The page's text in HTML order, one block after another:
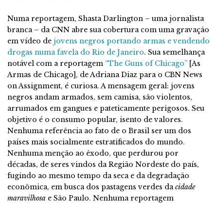
Numa reportagem, Shasta Darlington – uma jornalista
branca – da CNN abre sua cobertura com uma gravação
em vídeo de jovens negros portando armas e vendendo
drogas numa favela do Rio de Janeiro. Sua semelhança
notável com a reportagem “The Guns of Chicago” [As
Armas de Chicago], de Adriana Diaz para o CBN News
on Assignment, é curiosa. A mensagem geral: jovens
negros andam armados, sem camisa, são violentos,
arrumados em gangues e pateticamente perigosos. Seu
objetivo é o consumo popular, isento de valores.
Nenhuma referência ao fato de o Brasil ser um dos
países mais socialmente estratificados do mundo.
Nenhuma menção ao êxodo, que perdurou por
décadas, de seres vindos da Região Nordeste do país,
fugindo ao mesmo tempo da seca e da degradação
econômica, em busca dos pastagens verdes dacidade
maravilhosa e São Paulo. Nenhuma reportagem